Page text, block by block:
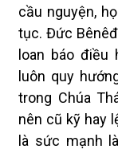
cầu nguyện,
tục. Đức
loan báo điều
luôn quy
trong Chúa
nên cũ kỹ hay
là sức mạnh